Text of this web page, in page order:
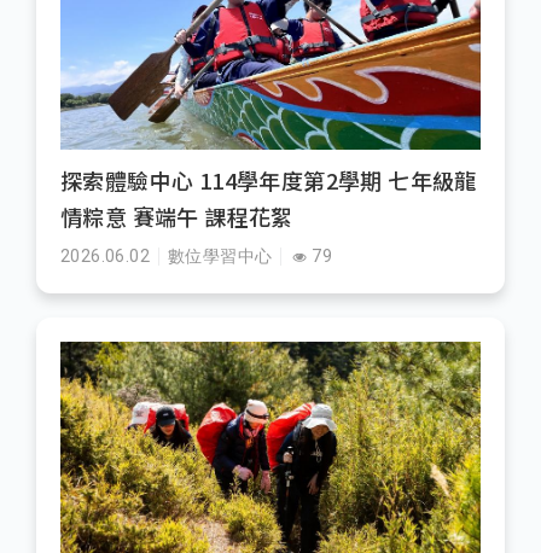
探索體驗中心 114學年度第2學期 七年級龍
情粽意 賽端午 課程花絮
2026.06.02 數位學習中心 79